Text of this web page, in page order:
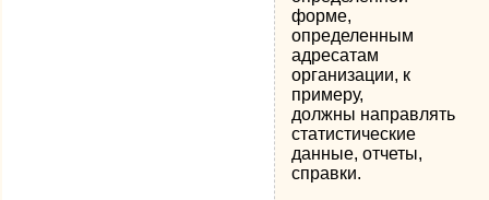
форме,
определенным
адресатам
организации, к
примеру,
должны направлять
статистические
данные, отчеты,
справки.